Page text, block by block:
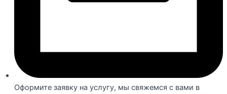
Оформите заявку на услугу, мы свяжемся с вами в